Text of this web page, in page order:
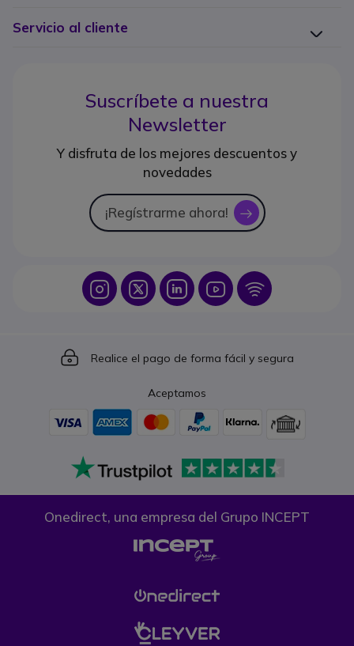
Servicio al cliente
Suscríbete a nuestra
Newsletter
Y disfruta de los mejores descuentos y
novedades
¡Regístrarme ahora! icon
Icon IconIcon Icon Icon
Icon
Realice el pago de forma fácil y segura
Aceptamos
Onedirect, una empresa del Grupo INCEPT